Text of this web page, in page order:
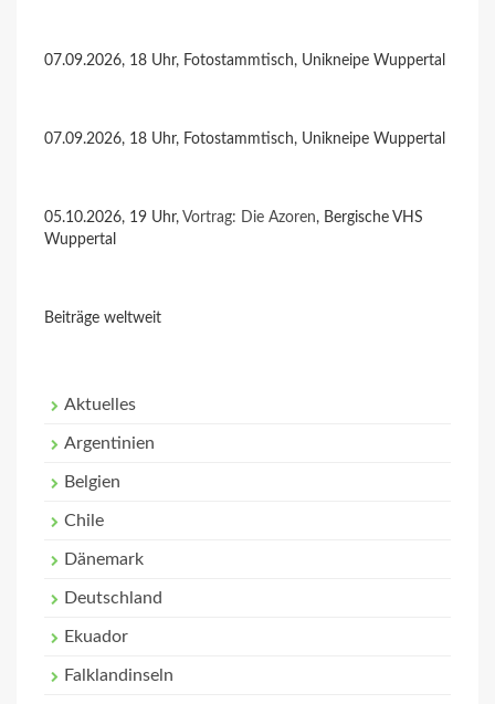
07.09.2026, 18 Uhr, Fotostammtisch, Unikneipe Wuppertal
07.09.2026, 18 Uhr, Fotostammtisch, Unikneipe Wuppertal
05.10.2026, 19 Uhr, Vortrag: Die Azoren, Bergische VHS
Wuppertal
Beiträge weltweit
Aktuelles
Argentinien
Belgien
Chile
Dänemark
Deutschland
Ekuador
Falklandinseln